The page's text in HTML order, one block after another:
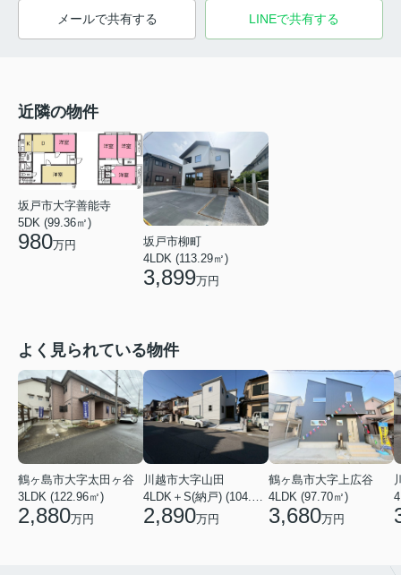
メールで共有する LINEで共有する
近隣の物件
坂戸市大字善能寺
5DK (99.36㎡)
980万円
坂戸市柳町
4LDK (113.29㎡)
3,899万円
よく見られている物件
鶴ヶ島市大字太田ヶ谷
3LDK (122.96㎡)
2,880万円
川越市大字山田
4LDK＋S(納戸) (104.13㎡)
2,890万円
鶴ヶ島市大字上広谷
4LDK (97.70㎡)
3,680万円